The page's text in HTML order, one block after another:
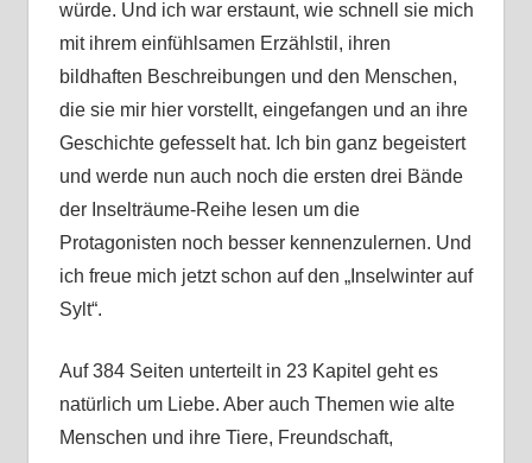
würde. Und ich war erstaunt, wie schnell sie mich
mit ihrem einfühlsamen Erzählstil, ihren
bildhaften Beschreibungen und den Menschen,
die sie mir hier vorstellt, eingefangen und an ihre
Geschichte gefesselt hat. Ich bin ganz begeistert
und werde nun auch noch die ersten drei Bände
der Inselträume-Reihe lesen um die
Protagonisten noch besser kennenzulernen. Und
ich freue mich jetzt schon auf den „Inselwinter auf
Sylt“.
Auf 384 Seiten unterteilt in 23 Kapitel geht es
natürlich um Liebe. Aber auch Themen wie alte
Menschen und ihre Tiere, Freundschaft,